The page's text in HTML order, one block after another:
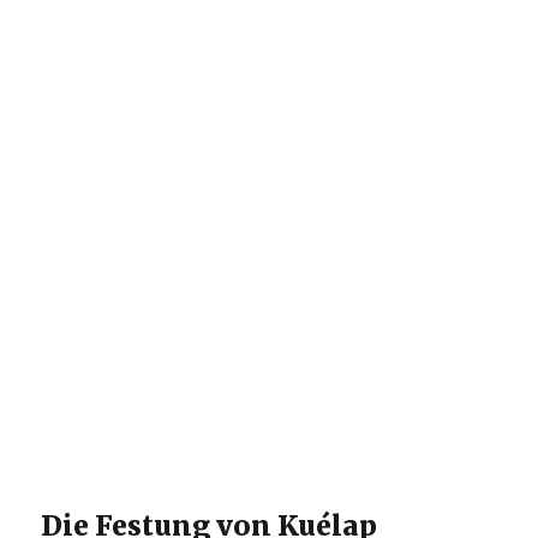
Die Festung von Kuélap